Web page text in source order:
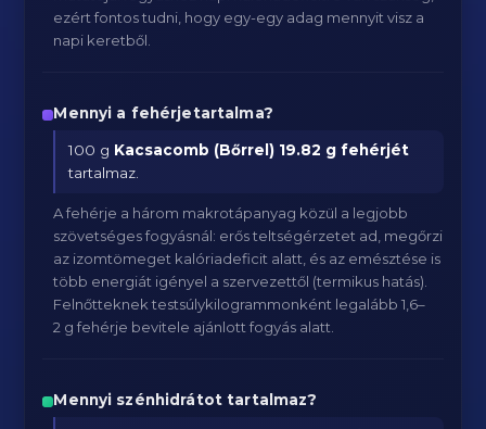
ezért fontos tudni, hogy egy-egy adag mennyit visz a
napi keretből.
Mennyi a fehérjetartalma?
100 g Kacsacomb (Bőrrel) 19.82 g fehérjét
tartalmaz.
A fehérje a három makrotápanyag közül a legjobb
szövetséges fogyásnál: erős teltségérzetet ad, megőrzi
az izomtömeget kalóriadeficit alatt, és az emésztése is
több energiát igényel a szervezettől (termikus hatás).
Felnőtteknek testsúlykilogrammonként legalább 1,6–
2 g fehérje bevitele ajánlott fogyás alatt.
Mennyi szénhidrátot tartalmaz?